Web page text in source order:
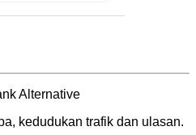
Alternative
kedudukan trafik dan ulasan.